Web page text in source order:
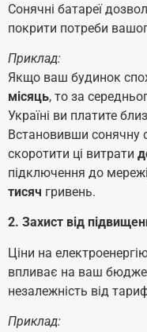
Сонячні батареї
покрити потреби
Приклад:
Якщо ваш будинок
місяць, то за
Україні ви платите
Встановивши сонячну
скоротити ці витрати
підключення до
тисяч гривень.
2. Захист від
Ціни на
впливає на ваш
незалежність від
Приклад: